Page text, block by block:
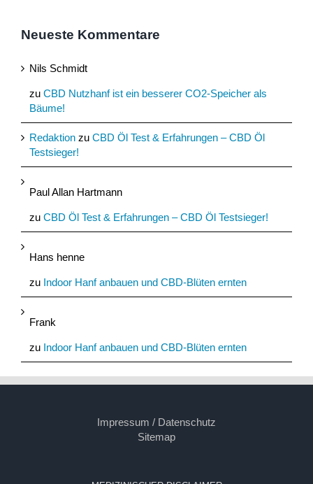
Neueste Kommentare
Nils Schmidt
zu CBD Nutzhanf ist ein besserer CO2-Speicher als
Bäume!
Redaktion zu CBD Öl Test & Erfahrungen – CBD Öl
Testsieger!
Paul Allan Hartmann
zu CBD Öl Test & Erfahrungen – CBD Öl Testsieger!
Hans henne
zu Indoor Hanf anbauen und CBD-Blüten ernten
Frank
zu Indoor Hanf anbauen und CBD-Blüten ernten
Impressum / Datenschutz
Sitemap